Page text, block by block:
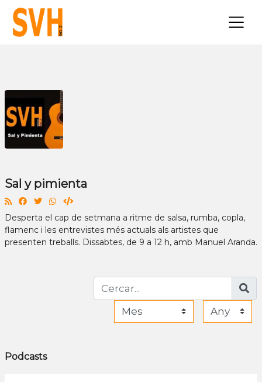
×
Sal y pimienta
Desperta el cap de setmana a ritme de salsa, rumba, copla,
flamenc i les entrevistes més actuals als artistes que
presenten treballs. Dissabtes, de 9 a 12 h, amb Manuel Aranda.
Podcasts